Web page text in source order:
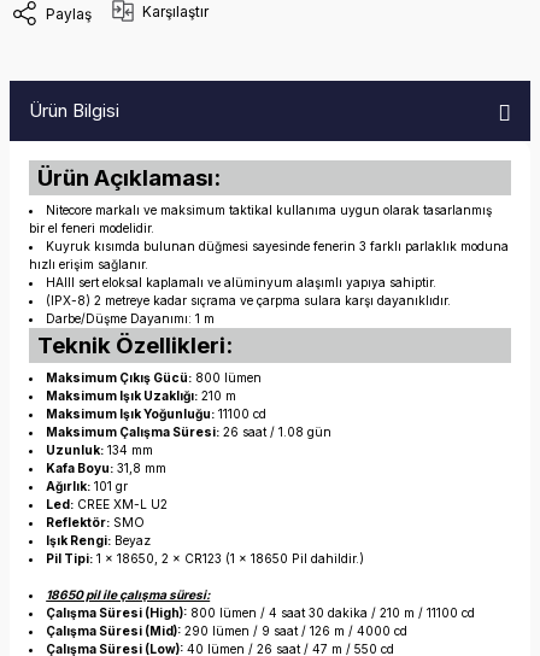
Paylaş Karşılaştır
Ürün Bilgisi
Ürün Açıklaması:
Nitecore markalı ve maksimum taktikal kullanıma uygun olarak tasarlanmış
bir el feneri modelidir.
Kuyruk kısımda bulunan düğmesi sayesinde fenerin 3 farklı parlaklık moduna
hızlı erişim sağlanır.
HAIII sert eloksal kaplamalı ve alüminyum alaşımlı yapıya sahiptir.
(IPX-8) 2 metreye kadar sıçrama ve çarpma sulara karşı dayanıklıdır.
Darbe/Düşme Dayanımı: 1 m
Teknik Özellikleri:
Maksimum Çıkış Gücü: 800 lümen
Maksimum Işık Uzaklığı: 210 m
Maksimum Işık Yoğunluğu: 11100 cd
Maksimum Çalışma Süresi: 26 saat / 1.08 gün
Uzunluk: 134 mm
Kafa Boyu: 31,8 mm
Ağırlık: 101 gr
Led: CREE XM-L U2
Reflektör: SMO
Işık Rengi: Beyaz
Pil Tipi: 1 × 18650, 2 × CR123 (1 x 18650 Pil dahildir.)
18650 pil ile çalışma süresi:
Çalışma Süresi (High): 800 lümen / 4 saat 30 dakika / 210 m / 11100 cd
Çalışma Süresi (Mid): 290 lümen / 9 saat / 126 m / 4000 cd
Çalışma Süresi (Low): 40 lümen / 26 saat / 47 m / 550 cd